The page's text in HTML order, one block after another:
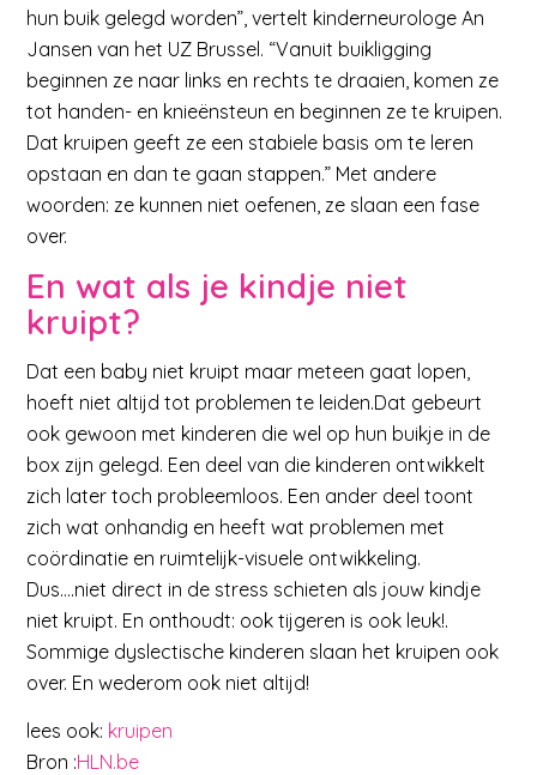
hun buik gelegd worden”, vertelt kinderneurologe An
Jansen van het UZ Brussel. “Vanuit buikligging
beginnen ze naar links en rechts te draaien, komen ze
tot handen- en knieënsteun en beginnen ze te kruipen.
Dat kruipen geeft ze een stabiele basis om te leren
opstaan en dan te gaan stappen.” Met andere
woorden: ze kunnen niet oefenen, ze slaan een fase
over.
En wat als je kindje niet
kruipt?
Dat een baby niet kruipt maar meteen gaat lopen,
hoeft niet altijd tot problemen te leiden.Dat gebeurt
ook gewoon met kinderen die wel op hun buikje in de
box zijn gelegd. Een deel van die kinderen ontwikkelt
zich later toch probleemloos. Een ander deel toont
zich wat onhandig en heeft wat problemen met
coördinatie en ruimtelijk-visuele ontwikkeling.
Dus….niet direct in de stress schieten als jouw kindje
niet kruipt. En onthoudt: ook tijgeren is ook leuk!.
Sommige dyslectische kinderen slaan het kruipen ook
over. En wederom ook niet altijd!
lees ook: kruipen
Bron :HLN.be